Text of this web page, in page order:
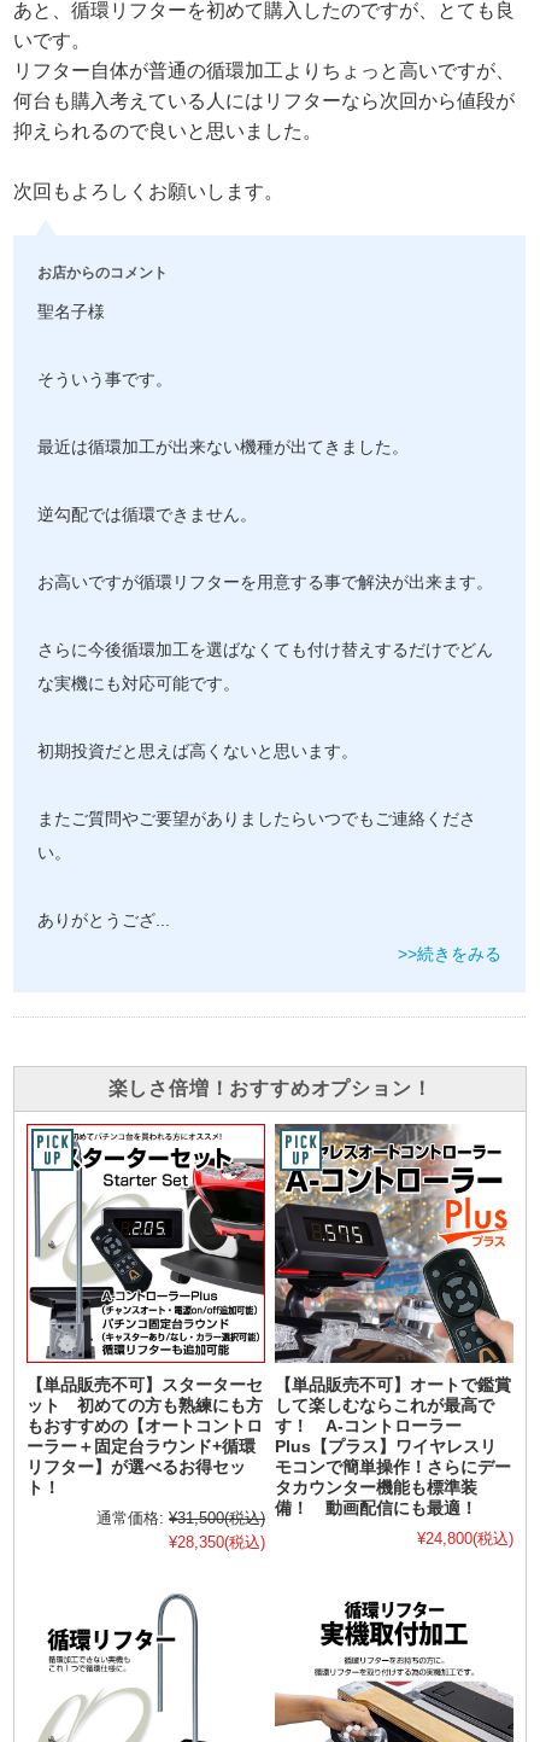
あと、循環リフターを初めて購入したのですが、とても良
いです。
リフター自体が普通の循環加工よりちょっと高いですが、
何台も購入考えている人にはリフターなら次回から値段が
抑えられるので良いと思いました。
次回もよろしくお願いします。
お店からのコメント
聖名子様
そういう事です。
最近は循環加工が出来ない機種が出てきました。
逆勾配では循環できません。
お高いですが循環リフターを用意する事で解決が出来ます。
さらに今後循環加工を選ばなくても付け替えするだけでどん
な実機にも対応可能です。
初期投資だと思えば高くないと思います。
またご質問やご要望がありましたらいつでもご連絡くださ
い。
ありがとうござ
>>続きをみる
楽しさ倍増！おすすめオプション！
【単品販売不可】スターターセ
ット 初めての方も熟練にも方
もおすすめの【オートコントロ
ーラー＋固定台ラウンド+循環
リフター】が選べるお得セッ
ト！
通常価格: ¥31,500(税込)
¥28,350(税込)
【単品販売不可】オートで鑑賞
して楽しむならこれが最高で
す！ A-コントローラー
Plus【プラス】ワイヤレスリ
モコンで簡単操作！さらにデー
タカウンター機能も標準装
備！ 動画配信にも最適！
¥24,800(税込)